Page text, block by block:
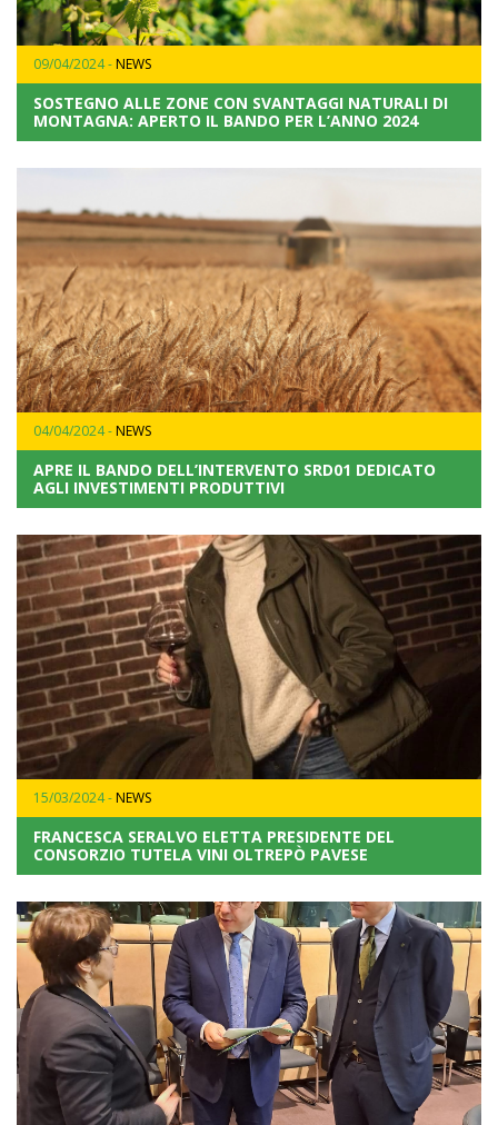
09/04/2024 -NEWS
SOSTEGNO ALLE ZONE CON SVANTAGGI NATURALI DI
MONTAGNA: APERTO IL BANDO PER L’ANNO 2024
04/04/2024 -NEWS
APRE IL BANDO DELL’INTERVENTO SRD01 DEDICATO
AGLI INVESTIMENTI PRODUTTIVI
15/03/2024 -NEWS
FRANCESCA SERALVO ELETTA PRESIDENTE DEL
CONSORZIO TUTELA VINI OLTREPÒ PAVESE